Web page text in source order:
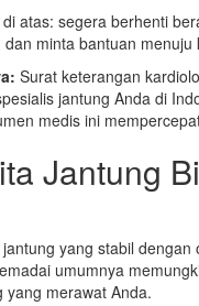
atas: segera berhenti
minta bantuan
Surat keterangan
jantung Anda di
medis ini
Jantung
yang stabil
umumnya
yang merawat Anda.